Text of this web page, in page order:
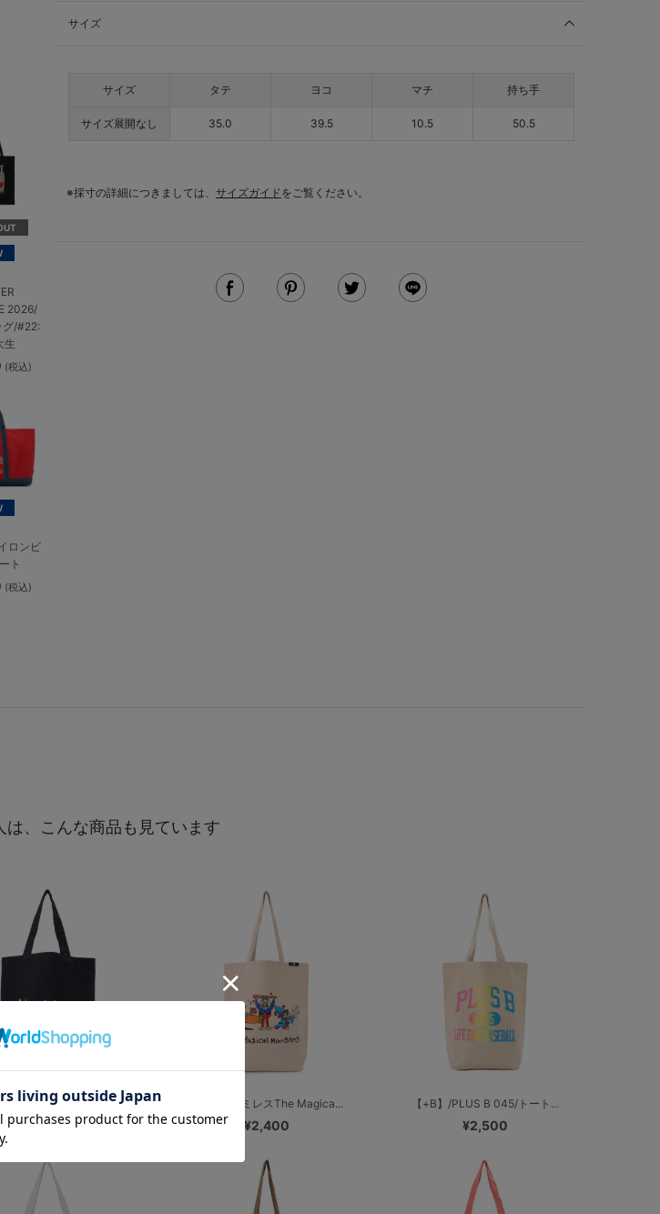
2026/
グ/#22:
生
(税込)
ロンビ
ト
(税込)
サイズ
サイズ タテ ヨコ マチ 持ち手
サイズ展開なし 35.0 39.5 10.5 50.5
※採寸の詳細につきましては、 サイズガイドをご覧ください。
は、こんな商品も見ています
賀美 健/トートバッグ/ピ...
¥2,500
【+B】/ラミレスThe Magica...
¥2,400
【+B】/PLUS B 045/トート...
¥2,500